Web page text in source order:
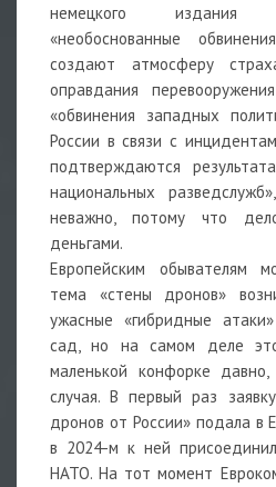
немецкого издания
«необоснованные
создают атмосферу
оправдания
«обвинения западных
России в связи с
подтверждаются
национальных
неважно, потому что
деньгами.
Европейским обывателям
тема «стены дронов»
ужасные «гибридные
сад, но на самом деле
маленькой конфорке
случая. В первый раз
дронов от России» подала в
в 2024-м к ней
НАТО. На тот момент